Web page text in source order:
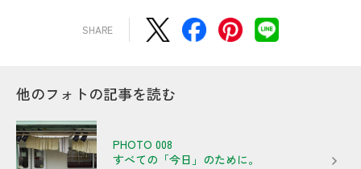
SHARE Save
他のフォトの記事を読む
PHOTO 008
すべての「今日」のために。